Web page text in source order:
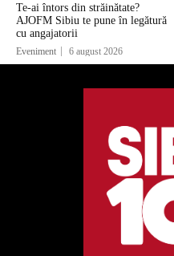
Te-ai întors din străinătate?
AJOFM Sibiu te pune în legătură
cu angajatorii
Eveniment 6 august 2026